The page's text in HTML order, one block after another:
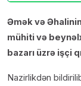
Əmək və
mühiti və
bazarı üzrə işçi
Nazirlikdən